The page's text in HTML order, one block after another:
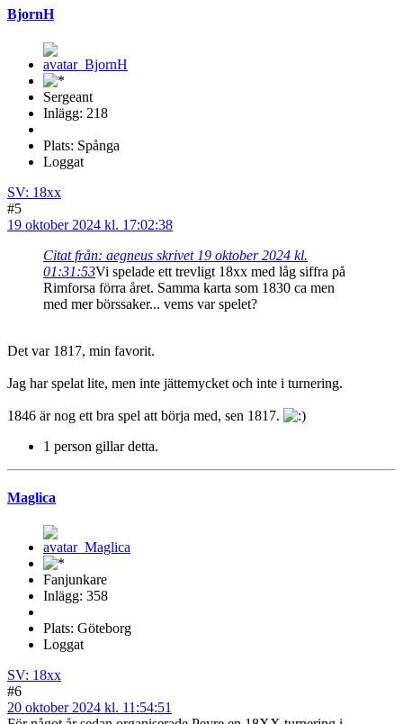
BjornH
Sergeant
Inlägg: 218
Plats: Spånga
Loggat
SV: 18xx
#5
19 oktober 2024 kl. 17:02:38
Citat från: aegneus skrivet 19 oktober 2024 kl.
01:31:53Vi spelade ett trevligt 18xx med låg siffra på
Rimforsa förra året. Samma karta som 1830 ca men
med mer börssaker... vems var spelet?
Det var 1817, min favorit.
Jag har spelat lite, men inte jättemycket och inte i turnering.
1846 är nog ett bra spel att börja med, sen 1817.
1 person gillar detta.
Maglica
Fanjunkare
Inlägg: 358
Plats: Göteborg
Loggat
SV: 18xx
#6
20 oktober 2024 kl. 11:54:51